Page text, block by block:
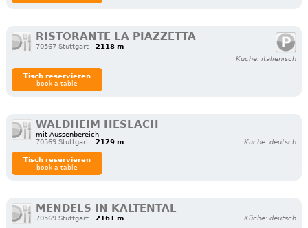
RISTORANTE LA PIAZZETTA
70567 Stuttgart
2118 m
Küche: italienisch
Tisch reservieren
book a table
WALDHEIM HESLACH
mit Aussenbereich
70569 Stuttgart
2129 m Küche: deutsch
Tisch reservieren
book a table
MENDELS IN KALTENTAL
70569 Stuttgart 2161 m Küche: deutsch